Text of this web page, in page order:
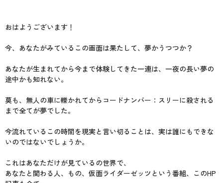
おはようございます！
今、あなたがみているこの画面は果たして、夢かうつつか？
あなたが生まれてから今まで体験してきた一連は、一夜の長い夢の
途中かも知れない。
莫も、無人の車に轢かれてからコードナンバー：スリーに殺される
まで全てが夢でした。
今流れているこの時間を現実と言い切ることは、実は誰にもできな
いのではないでしょうか。
これはあなただけが見ているの世界で、
あなたと関わる人、もの、仮面ライダーゼッツという番組、このHP